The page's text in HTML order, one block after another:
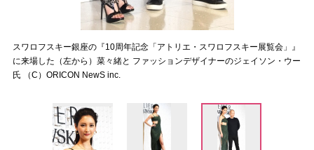
スワロフスキー銀座の『10周年記念「アトリエ・スワロフスキー展覧会」』
に来場した（左から）菜々緒と ファッションデザイナーのジェイソン・ウー
氏 （C）ORICON NewS inc.